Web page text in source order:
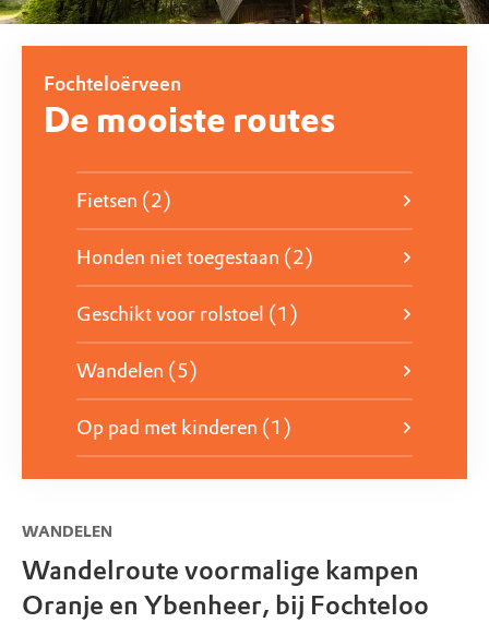
gemotoriseerd verkeer.
Lees verder
Uitkijktoren De Zeven
In het Fochteloërveen staat een bijzondere, geknikte
toren biedt een adembenemend uitzicht over het
Ga naar De Zeven
Fochteloërveen
De mooiste routes
Fietsen (2)
Honden niet toegestaan (2)
Geschikt voor rolstoel (1)
Wandelen (5)
Op pad met kinderen (1)
WANDELEN
Wandelroute voormalige kampen
Oranje en Ybenheer, bij Fochteloo